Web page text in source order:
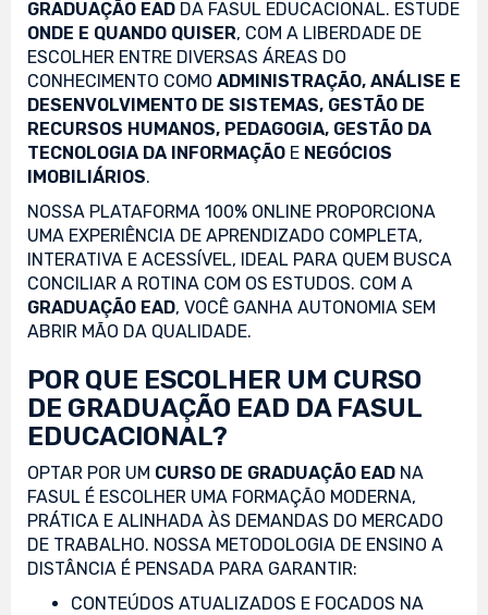
GRADUAÇÃO EAD DA FASUL EDUCACIONAL. ESTUDE
ONDE E QUANDO QUISER, COM A LIBERDADE DE
ESCOLHER ENTRE DIVERSAS ÁREAS DO
CONHECIMENTO COMO ADMINISTRAÇÃO, ANÁLISE E
DESENVOLVIMENTO DE SISTEMAS, GESTÃO DE
RECURSOS HUMANOS, PEDAGOGIA, GESTÃO DA
TECNOLOGIA DA INFORMAÇÃO E NEGÓCIOS
IMOBILIÁRIOS.
NOSSA PLATAFORMA 100% ONLINE PROPORCIONA
UMA EXPERIÊNCIA DE APRENDIZADO COMPLETA,
INTERATIVA E ACESSÍVEL, IDEAL PARA QUEM BUSCA
CONCILIAR A ROTINA COM OS ESTUDOS. COM A
GRADUAÇÃO EAD, VOCÊ GANHA AUTONOMIA SEM
ABRIR MÃO DA QUALIDADE.
POR QUE ESCOLHER UM CURSO
DE GRADUAÇÃO EAD DA FASUL
EDUCACIONAL?
OPTAR POR UM CURSO DE GRADUAÇÃO EAD NA
FASUL É ESCOLHER UMA FORMAÇÃO MODERNA,
PRÁTICA E ALINHADA ÀS DEMANDAS DO MERCADO
DE TRABALHO. NOSSA METODOLOGIA DE ENSINO A
DISTÂNCIA É PENSADA PARA GARANTIR:
CONTEÚDOS ATUALIZADOS E FOCADOS NA